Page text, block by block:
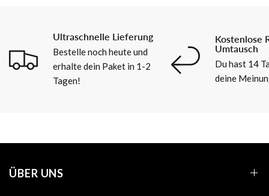
Ultraschnelle Lieferung
Bestelle noch heute und
erhalte dein Paket in 1-2
Tagen!
Kostenlose
Umtausch
Du hast 14
deine
ÜBER UNS